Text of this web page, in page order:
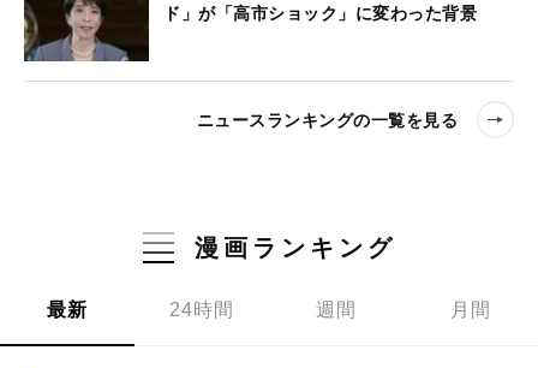
ド」が「高市ショック」に変わった背景
ニュースランキングの一覧を見る
漫画ランキング
最新 24時間 週間 月間